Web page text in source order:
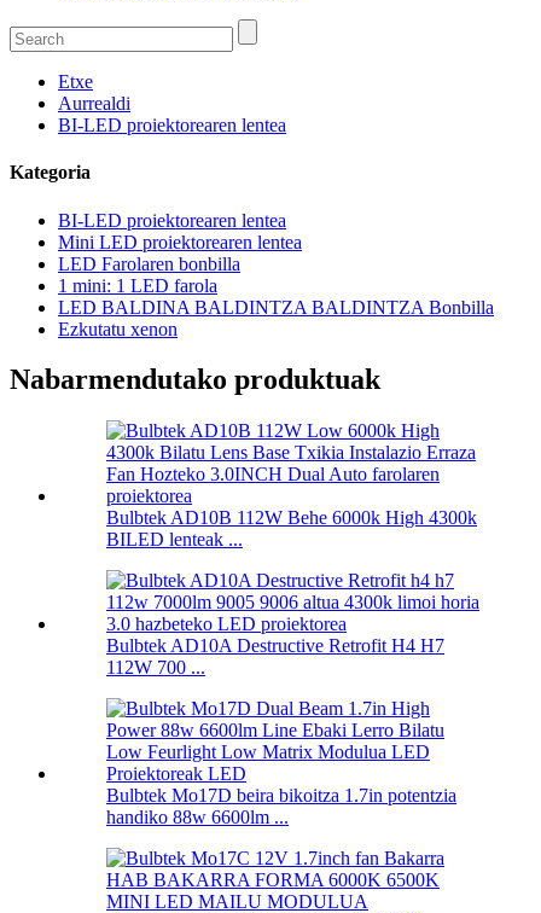
Etxe
Aurrealdi
BI-LED proiektorearen lentea
Kategoria
BI-LED proiektorearen lentea
Mini LED proiektorearen lentea
LED Farolaren bonbilla
1 mini: 1 LED farola
LED BALDINA BALDINTZA BALDINTZA Bonbilla
Ezkutatu xenon
Nabarmendutako produktuak
Bulbtek AD10B 112W Behe ​​6000k High 4300k
BILED lenteak ...
Bulbtek AD10A Destructive Retrofit H4 H7
112W 700 ...
Bulbtek Mo17D beira bikoitza 1.7in potentzia
handiko 88w 6600lm ...